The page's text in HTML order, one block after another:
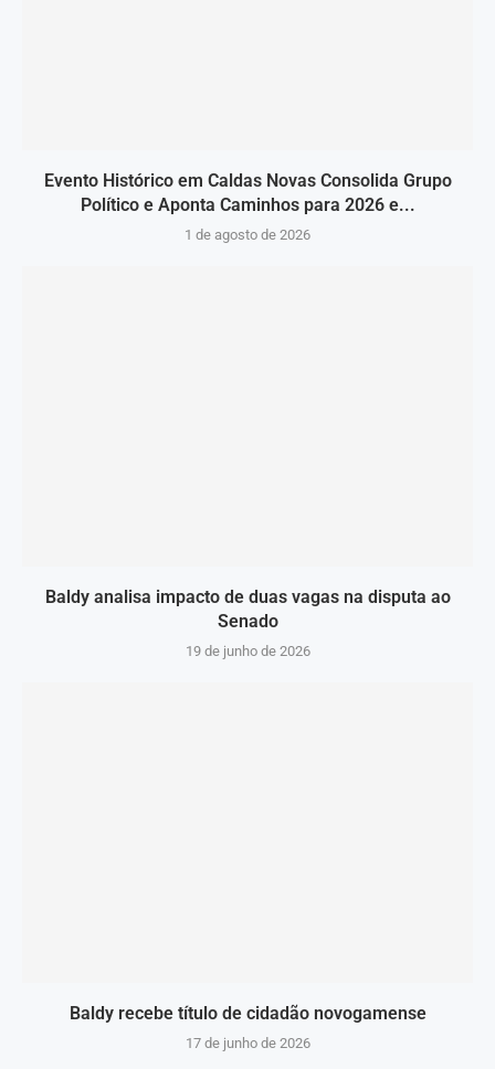
Evento Histórico em Caldas Novas Consolida Grupo
Político e Aponta Caminhos para 2026 e...
1 de agosto de 2026
Baldy analisa impacto de duas vagas na disputa ao
Senado
19 de junho de 2026
Baldy recebe título de cidadão novogamense
17 de junho de 2026